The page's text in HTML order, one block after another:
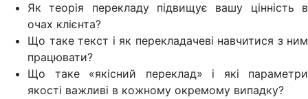
Як теорія перекладу підвищує вашу цінність в
очах клієнта?
Що таке текст і як перекладачеві навчитися з ним
працювати?
Що таке «якісний переклад» і які параметри
якості важливі в кожному окремому випадку?